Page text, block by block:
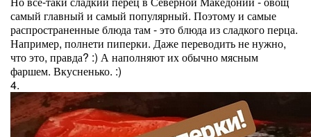
самый главный и самый популярный. Поэтому и самые
распространенные блюда там - это блюда из сладкого перца.
Например, полнети пиперки. Даже переводить не нужно,
что это, правда? :) А наполняют их обычно мясным
фаршем. Вкусненько. :)
4.